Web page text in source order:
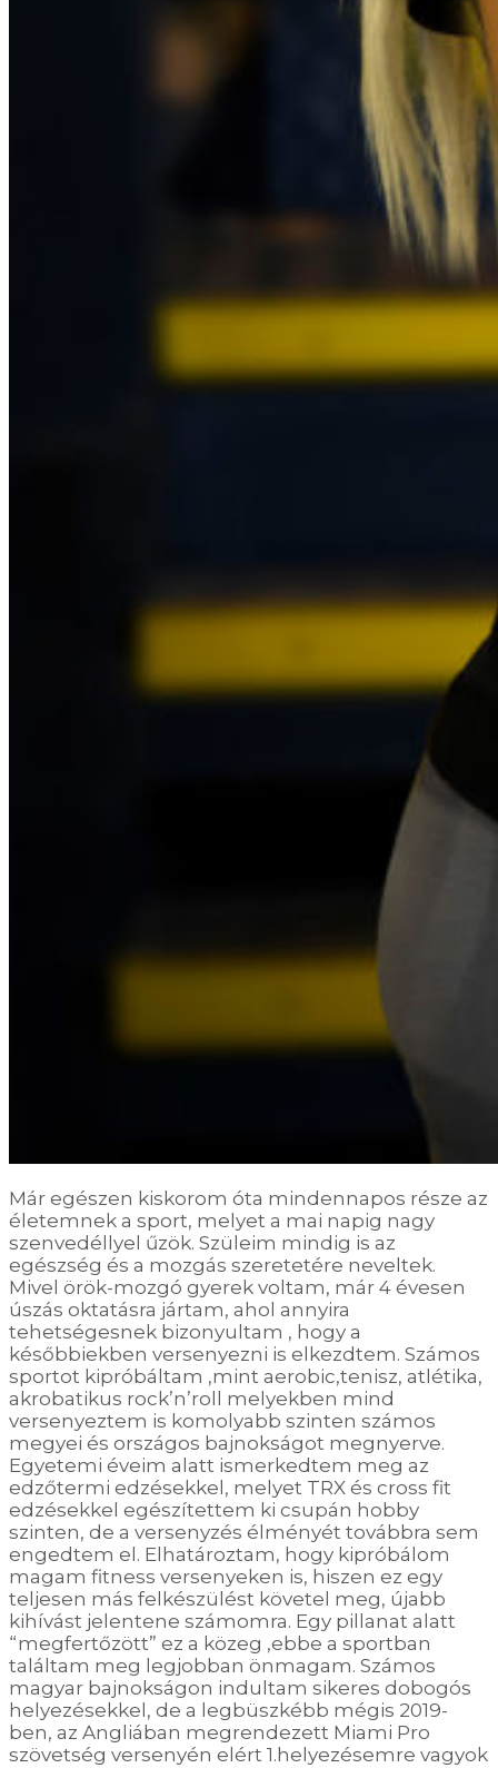
Már egészen kiskorom óta mindennapos része az
életemnek a sport, melyet a mai napig nagy
szenvedéllyel űzök. Szüleim mindig is az
egészség és a mozgás szeretetére neveltek.
Mivel örök-mozgó gyerek voltam, már 4 évesen
úszás oktatásra jártam, ahol annyira
tehetségesnek bizonyultam , hogy a
későbbiekben versenyezni is elkezdtem. Számos
sportot kipróbáltam ,mint aerobic,tenisz, atlétika,
akrobatikus rock’n’roll melyekben mind
versenyeztem is komolyabb szinten számos
megyei és országos bajnokságot megnyerve.
Egyetemi éveim alatt ismerkedtem meg az
edzőtermi edzésekkel, melyet TRX és cross fit
edzésekkel egészítettem ki csupán hobby
szinten, de a versenyzés élményét továbbra sem
engedtem el. Elhatároztam, hogy kipróbálom
magam fitness versenyeken is, hiszen ez egy
teljesen más felkészülést követel meg, újabb
kihívást jelentene számomra. Egy pillanat alatt
“megfertőzött” ez a közeg ,ebbe a sportban
találtam meg legjobban önmagam. Számos
magyar bajnokságon indultam sikeres dobogós
helyezésekkel, de a legbüszkébb mégis 2019-
ben, az Angliában megrendezett Miami Pro
szövetség versenyén elért 1.helyezésemre vagyok